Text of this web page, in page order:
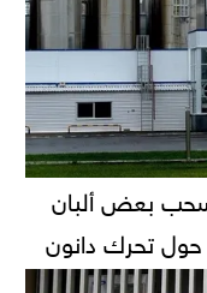
بعض ألبان
تحرك دانون